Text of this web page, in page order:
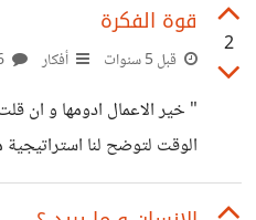
سوف يحدث و بعد ان تنتهي هذه
اليوم ندرك ان بنسبة كبيرة
العلمي لما حدث ,, المحاكاة
2
قوة الفكرة
قبل 5 سنوات أفكار
" خير الاعمال ادومها و ان
الوقت لتوضح لنا
او نواصل ما بدأنا به .